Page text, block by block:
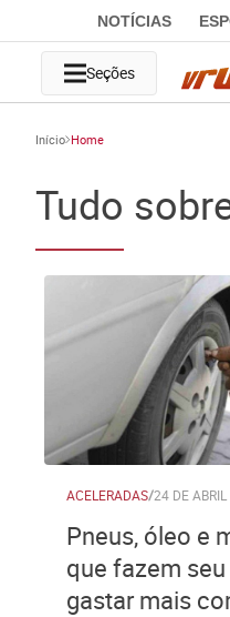
NOTÍCIAS
Seções
Início Home
Tudo
ACELERADAS/24 DE
Pneus, óleo e
que fazem
gastar mais